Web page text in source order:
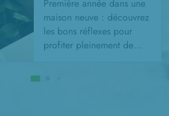
Première année dans une
maison neuve : découvrez
les bons réflexes pour
profiter pleinement de